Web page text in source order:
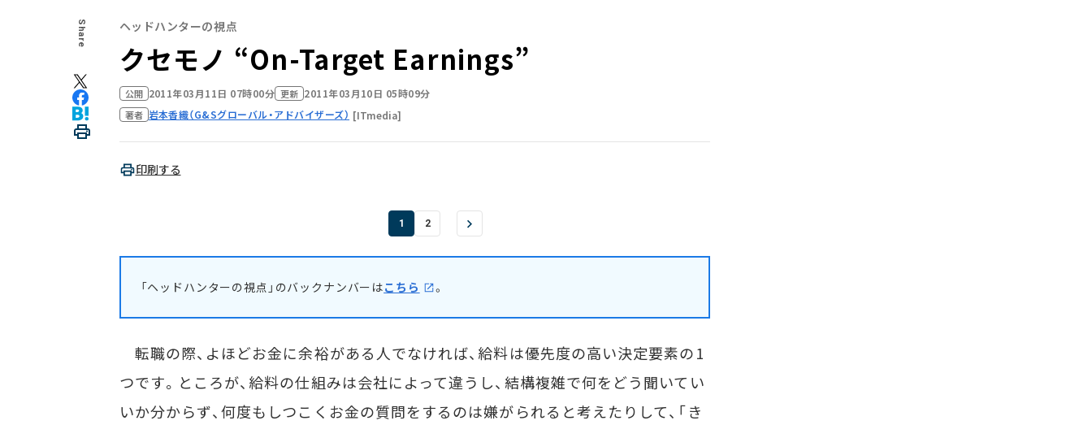
Share ヘッドハンターの視点
クセモノ “On-Target Earnings”
公開 2011年03月11日 07時00分 更新 2011年03月10日 05時09分
著者 岩本香織（G&Sグローバル・アドバイザーズ） [ITmedia]
印刷する
1 2
「ヘッドハンターの視点」のバックナンバーはこちら 。
転職の際、よほどお金に余裕がある人でなければ、給料は優先度の高い決定要素の1
つです。ところが、給料の仕組みは会社によって違うし、結構複雑で何をどう聞いてい
いか分からず、何度もしつこくお金の質問をするのは嫌がられると考えたりして、「き